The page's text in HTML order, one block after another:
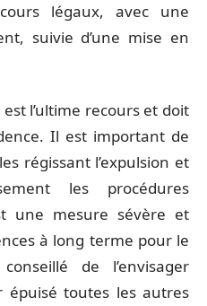
légaux, avec une
suivie d’une mise en
est l’ultime recours et doit
Il est important de
régissant l’expulsion et
les procédures
une mesure sévère et
à long terme pour le
de l’envisager
épuisé toutes les autres